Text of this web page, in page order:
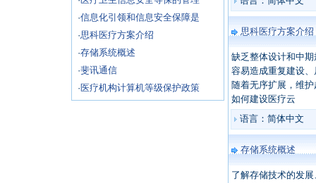
·信息化引领和信息安全保障是
·思科医疗方案介绍
·存储系统概述
·斐讯通信
·医疗机构计算机等级保护政策
思科医疗方案介绍
缺乏整体设计和中期
容易造成重复建设
随着无序扩展，维
如何建设医疗云
语言：简体中文
存储系统概述
了解存储技术的发